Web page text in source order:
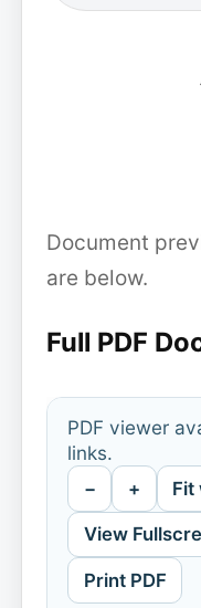
Document
are below.
Full PDF
PDF viewer
links.
− + Fit
View
Print PDF